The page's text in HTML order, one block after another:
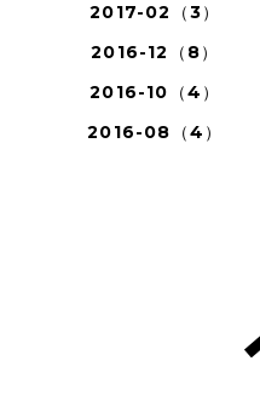
2017-02（3）
2016-12（8）
2016-10（4）
2016-08（4）